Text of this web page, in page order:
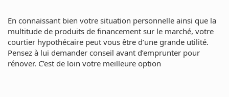
En connaissant bien votre situation personnelle ainsi que la
multitude de produits de financement sur le marché, votre
courtier hypothécaire peut vous être d’une grande utilité.
Pensez à lui demander conseil avant d’emprunter pour
rénover. C’est de loin votre meilleure option